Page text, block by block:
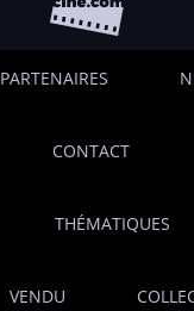
PARTENAIRES
CONTACT
THÉMATIQUES
VENDU